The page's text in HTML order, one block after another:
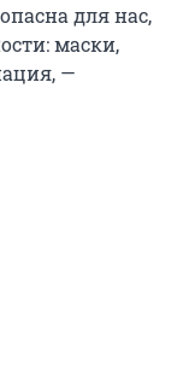
для нас,
маски,
—